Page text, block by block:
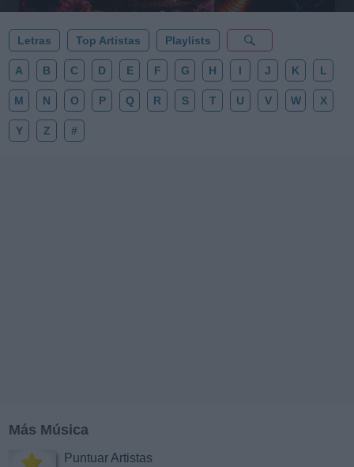
Letras Top Artistas Playlists
A B C D E F G H I J K L
M N O P Q R S T U V W X
Y Z #
Más Música
Puntuar Artistas